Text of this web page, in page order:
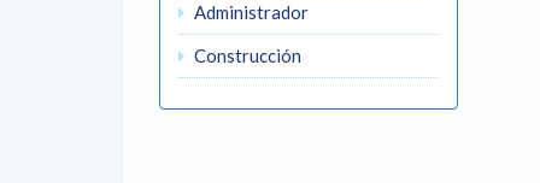
Administrador
Construcción